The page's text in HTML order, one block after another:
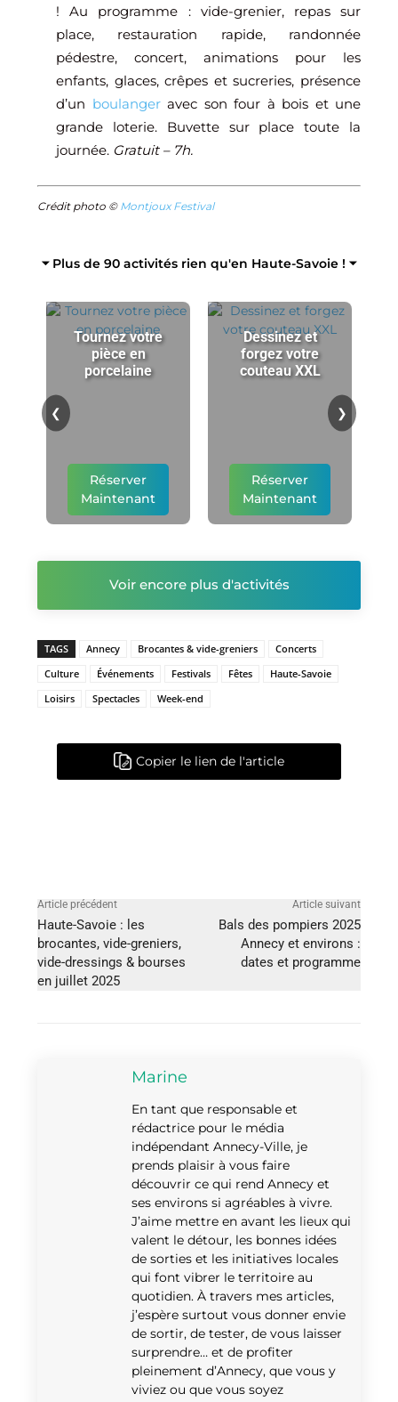
! Au programme : vide-grenier, repas sur
place, restauration rapide, randonnée
pédestre, concert, animations pour les
enfants, glaces, crêpes et sucreries, présence
d’un boulangeravec son four à bois et une
grande loterie. Buvette sur place toute la
journée. Gratuit – 7h.
Crédit photo © Montjoux Festival
⏷ Plus de 90 activités rien qu'en Haute-Savoie ! ⏷
Tournez votre
pièce en
porcelaine
Réserver
Maintenant
Dessinez et
forgez votre
couteau XXL
Réserver
Maintenant
❮ ❯
Voir encore plus d'activités
TAGS Annecy Brocantes & vide-greniers
Concerts
Culture
Événements Festivals Fêtes
Haute-Savoie
Loisirs
Spectacles Week-end
Copier le lien de l'article
Article précédent
Haute-Savoie : les
brocantes, vide-greniers,
vide-dressings & bourses
en juillet 2025
Article suivant
Bals des pompiers 2025
Annecy et environs :
dates et programme
Marine
En tant que responsable et
rédactrice pour le média
indépendant Annecy-Ville, je
prends plaisir à vous faire
découvrir ce qui rend Annecy et
ses environs si agréables à vivre.
J’aime mettre en avant les lieux qui
valent le détour, les bonnes idées
de sorties et les initiatives locales
qui font vibrer le territoire au
quotidien. À travers mes articles,
j’espère surtout vous donner envie
de sortir, de tester, de vous laisser
surprendre… et de profiter
pleinement d’Annecy, que vous y
viviez ou que vous soyez